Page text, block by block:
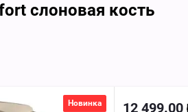
слоновая кость
Новинка 12 499.00